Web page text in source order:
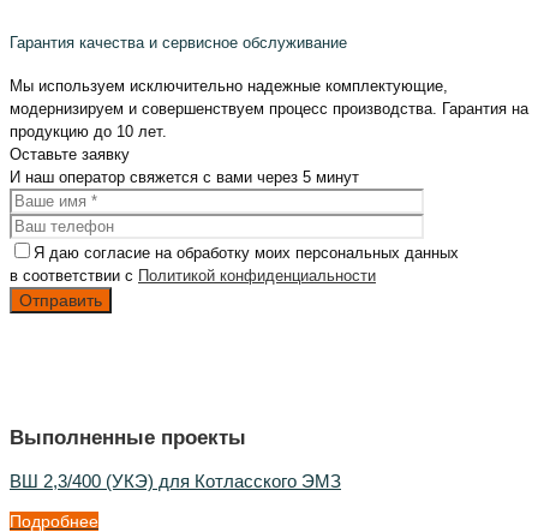
Гарантия качества и сервисное обслуживание
Мы используем исключительно надежные комплектующие,
модернизируем и совершенствуем процесс производства. Гарантия на
продукцию до 10 лет.
Оставьте заявку
И наш оператор свяжется с вами через 5 минут
Я даю согласие на обработку моих персональных данных
в соответствии с Политикой конфиденциальности
Выполненные проекты
ВШ 2,3/400 (УКЭ) для Котласского ЭМЗ
Подробнее